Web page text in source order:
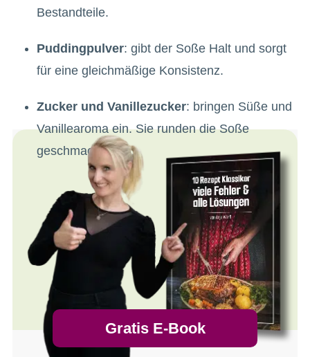
Bestandteile.
Puddingpulver: gibt der Soße Halt und sorgt
für eine gleichmäßige Konsistenz.
Zucker und Vanillezucker: bringen Süße und
Vanillearoma ein. Sie runden die Soße
geschmacklich ab.
Gratis E-Book